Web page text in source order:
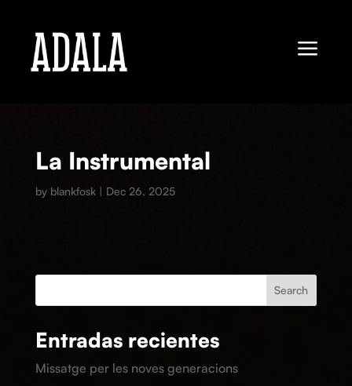
a
La Instrumental
by blankfosk| Dec 26, 2025
Search
Entradas recientes
Missatge per les noves generacions